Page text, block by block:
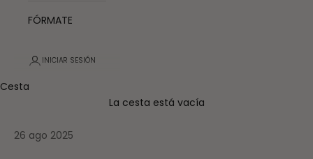
FÓRMATE
INICIAR SESIÓN
Cesta
La cesta está vacía
26 ago 2025